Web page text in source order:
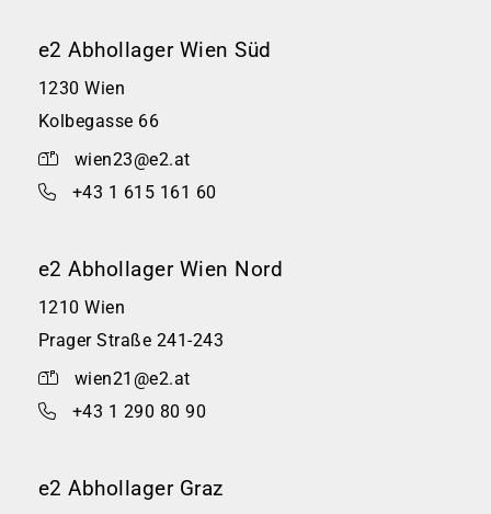
e2 Abhollager Wien Süd
1230 Wien
Kolbegasse 66
wien23@e2.at
+43 1 615 161 60
e2 Abhollager Wien Nord
1210 Wien
Prager Straße 241-243
wien21@e2.at
+43 1 290 80 90
e2 Abhollager Graz